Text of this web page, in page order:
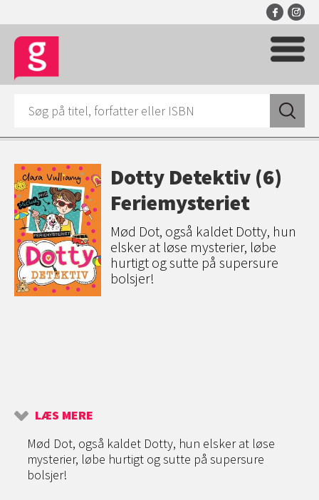
Dotty Detektiv (6)
Feriemysteriet
Mød Dot, også kaldet Dotty, hun
elsker at løse mysterier, løbe
hurtigt og sutte på supersure
bolsjer!
LÆS MERE
Mød Dot, også kaldet Dotty, hun elsker at løse
mysterier, løbe hurtigt og sutte på supersure
bolsjer!